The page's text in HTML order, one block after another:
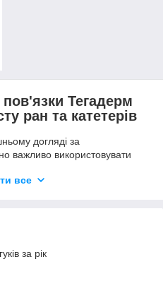
Тегадерм
ран та катетерів
догляді за
важливо використовувати
Інтернет-магазин
своїм унікальним бар'єрним
візуального
чи місця проколу.
все
за рік